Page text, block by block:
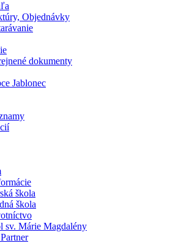
Objednávky
dokumenty
Jablonec
škola
škola
sv. Márie Magdalény